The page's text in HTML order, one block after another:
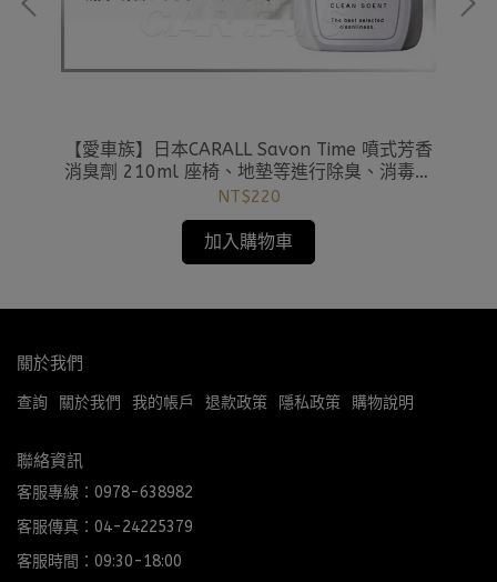
【愛車族】日本CARALL Savon Time 噴式芳香
消臭劑 210ml 座椅、地墊等進行除臭、消毒的
噴霧型
NT$220
加入購物車
關於我們
查詢 關於我們 我的帳戶 退款政策 隱私政策 購物說明
聯絡資訊
客服專線：0978-638982
客服傳真：04-24225379
客服時間：09:30-18:00